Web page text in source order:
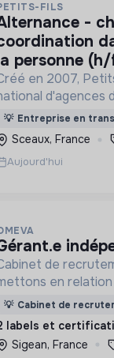
FILS
de
personne
en 2007,
d'agences
personne
les personnes
💡 Entreprise en
Sceaux, France
Aujourd'hui
gérant.e
de
en
soucieuses de
pour un
💡 Cabinet de
labels et
Sigean, France